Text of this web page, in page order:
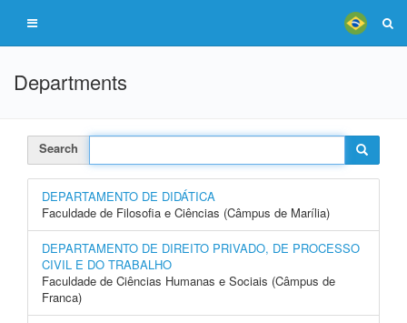
Departments
Search
DEPARTAMENTO DE DIDÁTICA
Faculdade de Filosofia e Ciências (Câmpus de Marília)
DEPARTAMENTO DE DIREITO PRIVADO, DE PROCESSO
CIVIL E DO TRABALHO
Faculdade de Ciências Humanas e Sociais (Câmpus de
Franca)